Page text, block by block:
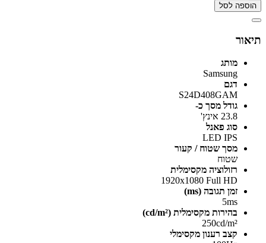
הוספה לסל
תיאור
מותג
Samsung
דגם
S24D408GAM
גודל מסך כ-
23.8 אינץ'
סוג פאנל
LED IPS
מסך שטוח / קעור
שטוח
רזולוציה מקסימלית
1920x1080 Full HD
זמן תגובה (ms)
5ms
בהירות מקסימלית (cd/m²)
250cd/m²
קצב רענון מקסימלי